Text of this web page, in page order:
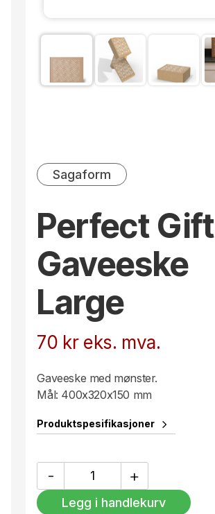
Sagaform
Perfect Gift
Gaveeske
Large
70 kr eks. mva.
Gaveeske med mønster.
Mål: 400x320x150 mm
Produktspesifikasjoner
-
Gift
Gaveeske
Large
+
Legg i handlekurv